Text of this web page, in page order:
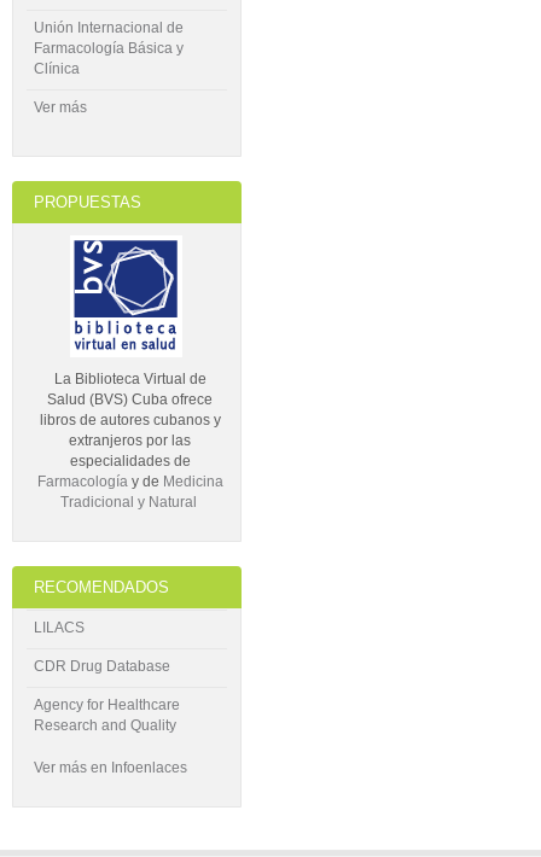
Unión Internacional de
Farmacología Básica y
Clínica
Ver más
PROPUESTAS
La Biblioteca Virtual de
Salud (BVS) Cuba ofrece
libros de autores cubanos y
extranjeros por las
especialidades de
Farmacologíay de Medicina
Tradicional y Natural
RECOMENDADOS
LILACS
CDR Drug Database
Agency for Healthcare
Research and Quality
Ver más en Infoenlaces